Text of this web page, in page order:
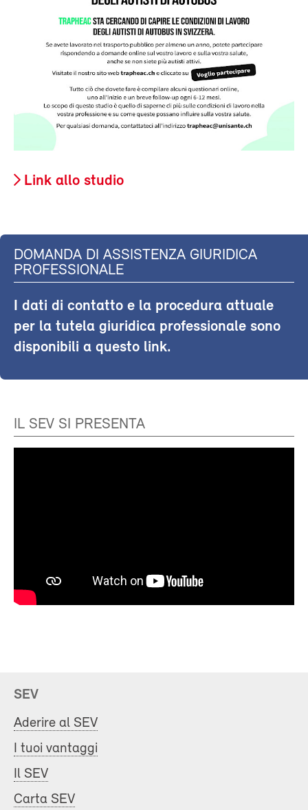
Link allo studio
DOMANDA DI ASSISTENZA GIURIDICA
PROFESSIONALE
I dati di contatto e la procedura attuale
per la tutela giuridica professionale sono
disponibili a questo link.
IL SEV SI PRESENTA
SEV
Aderire al SEV
I tuoi vantaggi
Il SEV
Carta SEV